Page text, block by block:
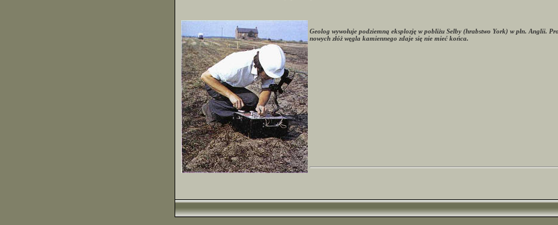
Geolog wywołuje podziemną eksplozję w pobliżu Selby (hrabstwo York) w płn. Anglii.
nowych złóż węgla kamiennego zdaje się nie mieć końca.